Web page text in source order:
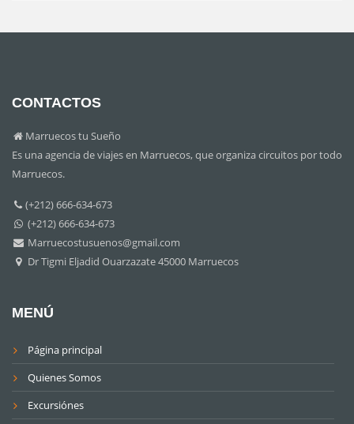
CONTACTOS
Marruecos tu Sueño
Es una agencia de viajes en Marruecos, que organiza circuitos por todo
Marruecos.
(+212) 666-634-673
(+212) 666-634-673
Marruecostusuenos@gmail.com
Dr Tigmi Eljadid Ouarzazate 45000 Marruecos
MENÚ
Página principal
Quienes Somos
Excursiónes